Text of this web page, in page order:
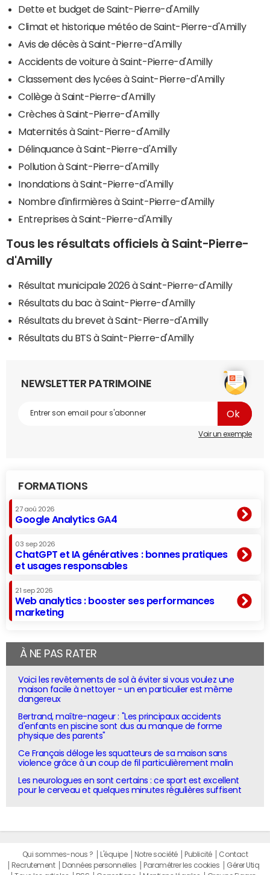
Dette et budget de Saint-Pierre-d'Amilly
Climat et historique météo de Saint-Pierre-d'Amilly
Avis de décès à Saint-Pierre-d'Amilly
Accidents de voiture à Saint-Pierre-d'Amilly
Classement des lycées à Saint-Pierre-d'Amilly
Collège à Saint-Pierre-d'Amilly
Crèches à Saint-Pierre-d'Amilly
Maternités à Saint-Pierre-d'Amilly
Délinquance à Saint-Pierre-d'Amilly
Pollution à Saint-Pierre-d'Amilly
Inondations à Saint-Pierre-d'Amilly
Nombre d'infirmières à Saint-Pierre-d'Amilly
Entreprises à Saint-Pierre-d'Amilly
Tous les résultats officiels à Saint-Pierre-
d'Amilly
Résultat municipale 2026 à Saint-Pierre-d'Amilly
Résultats du bac à Saint-Pierre-d'Amilly
Résultats du brevet à Saint-Pierre-d'Amilly
Résultats du BTS à Saint-Pierre-d'Amilly
NEWSLETTER PATRIMOINE
Voir un exemple
FORMATIONS
27 aoû 2026
Google Analytics GA4
03 sep 2026
ChatGPT et IA génératives : bonnes pratiques
et usages responsables
21 sep 2026
Web analytics : booster ses performances
marketing
À NE PAS RATER
Voici les revêtements de sol à éviter si vous voulez une
maison facile à nettoyer - un en particulier est même
dangereux
Bertrand, maître-nageur : "Les principaux accidents
d'enfants en piscine sont dus au manque de forme
physique des parents"
Ce Français déloge les squatteurs de sa maison sans
violence grâce à un coup de fil particulièrement malin
Les neurologues en sont certains : ce sport est excellent
pour le cerveau et quelques minutes régulières suffisent
Qui sommes-nous ? L'équipe Notre société Publicité
Contact
Recrutement
Données personnelles Paramétrer les cookies
Gérer Utiq